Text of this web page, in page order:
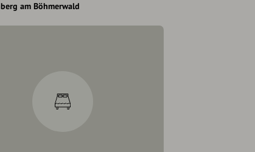
am Böhmerwald